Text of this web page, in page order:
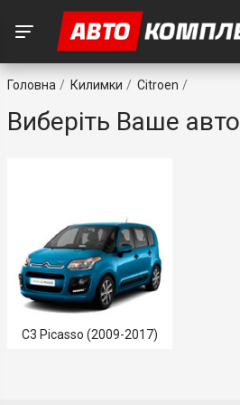
Головна Килимки Citroen
Виберіть Ваше авто
C3 Picasso (2009-2017)